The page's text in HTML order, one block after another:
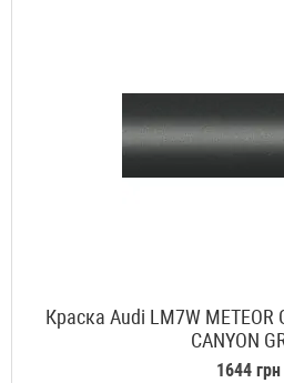
Краска Audi LM7W METEOR
CANYON
1644 грн